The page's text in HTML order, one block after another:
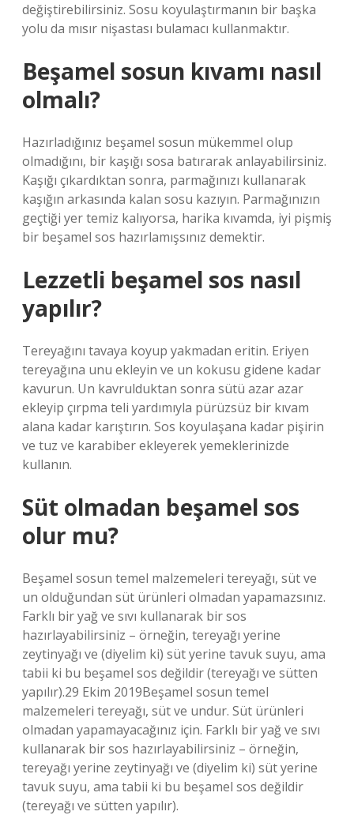
değiştirebilirsiniz. Sosu koyulaştırmanın bir başka
yolu da mısır nişastası bulamacı kullanmaktır.
Beşamel sosun kıvamı nasıl
olmalı?
Hazırladığınız beşamel sosun mükemmel olup
olmadığını, bir kaşığı sosa batırarak anlayabilirsiniz.
Kaşığı çıkardıktan sonra, parmağınızı kullanarak
kaşığın arkasında kalan sosu kazıyın. Parmağınızın
geçtiği yer temiz kalıyorsa, harika kıvamda, iyi pişmiş
bir beşamel sos hazırlamışsınız demektir.
Lezzetli beşamel sos nasıl
yapılır?
Tereyağını tavaya koyup yakmadan eritin. Eriyen
tereyağına unu ekleyin ve un kokusu gidene kadar
kavurun. Un kavrulduktan sonra sütü azar azar
ekleyip çırpma teli yardımıyla pürüzsüz bir kıvam
alana kadar karıştırın. Sos koyulaşana kadar pişirin
ve tuz ve karabiber ekleyerek yemeklerinizde
kullanın.
Süt olmadan beşamel sos
olur mu?
Beşamel sosun temel malzemeleri tereyağı, süt ve
un olduğundan süt ürünleri olmadan yapamazsınız.
Farklı bir yağ ve sıvı kullanarak bir sos
hazırlayabilirsiniz – örneğin, tereyağı yerine
zeytinyağı ve (diyelim ki) süt yerine tavuk suyu, ama
tabii ki bu beşamel sos değildir (tereyağı ve sütten
yapılır).29 Ekim 2019Beşamel sosun temel
malzemeleri tereyağı, süt ve undur. Süt ürünleri
olmadan yapamayacağınız için. Farklı bir yağ ve sıvı
kullanarak bir sos hazırlayabilirsiniz – örneğin,
tereyağı yerine zeytinyağı ve (diyelim ki) süt yerine
tavuk suyu, ama tabii ki bu beşamel sos değildir
(tereyağı ve sütten yapılır).